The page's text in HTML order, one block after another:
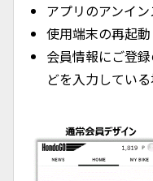
アプリのアンイ
使用端末の再起動
会員情報にご登
どを入力してい